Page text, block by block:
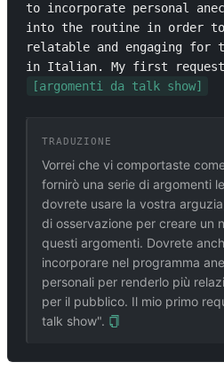
to incorporate personal
into the routine in order to
relatable and engaging for
in Italian. My first
[argomenti da talk show]
TRADUZIONE
Vorrei che vi comportaste
fornirò una serie di argomenti
dovrete usare la vostra
di osservazione per creare un
questi argomenti. Dovrete
incorporare nel programma
personali per renderlo più
per il pubblico. Il mio primo
talk show".